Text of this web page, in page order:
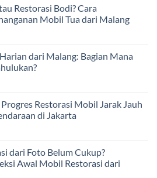
Restorasi Bodi? Cara
Mobil Tua dari Malang
dari Malang: Bagian Mana
Restorasi Mobil Jarak Jauh
di Jakarta
dari Foto Belum Cukup?
Awal Mobil Restorasi dari